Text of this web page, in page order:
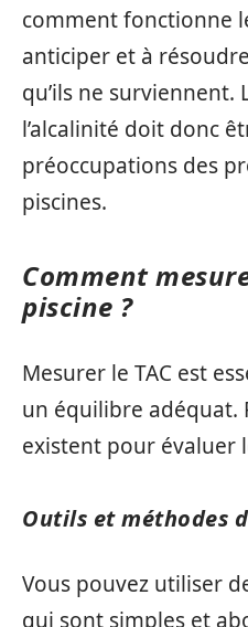
comment fonctionne
anticiper et à
qu’ils ne surviennent.
l’alcalinité doit donc
préoccupations des
piscines.
Comment
piscine ?
Mesurer le TAC est
un équilibre adéquat.
existent pour évaluer
Outils et méthodes
Vous pouvez utiliser
qui sont simples et